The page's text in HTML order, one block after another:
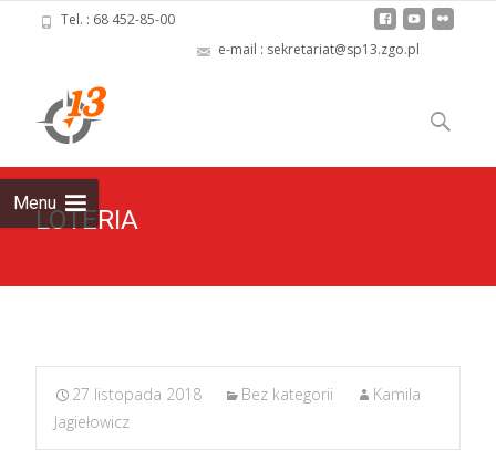
Tel. : 68 452-85-00
e-mail : sekretariat@sp13.zgo.pl
Menu
to
content
Szukaj:
LOTERIA
27 listopada 2018 Bez kategorii
Kamila
Jagiełowicz